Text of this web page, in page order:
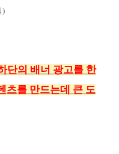
)
단의 배너 광고를 한
츠를 만드는데 큰 도